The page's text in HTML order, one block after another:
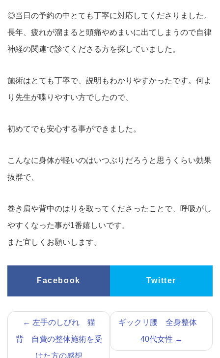
◎当日の予約の中とても丁寧に対応してくださりました。
長年、疲れが溜まると頭痛やめまいに出てしまうので自律
神経の関連で診てくださる方を探していました。
施術はとても丁寧で、説明もわかりやすかったです。何よ
り先生が喋りやすい方でしたので、
初めてでも安心する事ができました。
こんなに身体が軽いのはいつぶりだろうと思うくらい効果
抜群で、
巻き肩や背中のはりを取ってくださったことで、呼吸がし
やすくなった事が1番嬉しいです。
また宜しくお願いします。
Facebook Twitter
← 左手のしびれ 猫
背 自費の整体施術を受
けた方の感想
ギックリ腰 全身整体
40代女性 →